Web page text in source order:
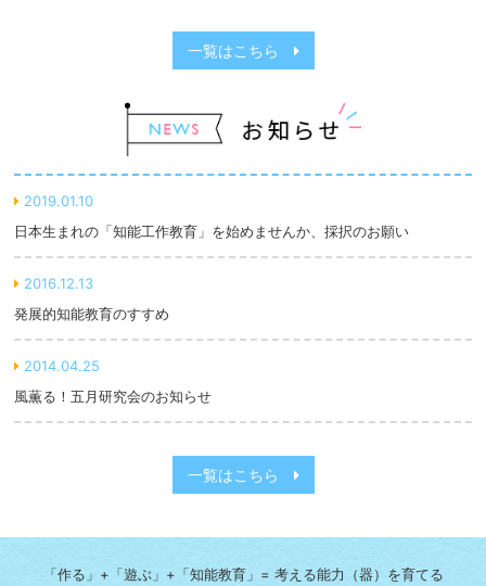
一覧はこちら
2019.01.10
日本生まれの「知能工作教育」を始めませんか、採択のお願い
2016.12.13
発展的知能教育のすすめ
2014.04.25
風薫る！五月研究会のお知らせ
一覧はこちら
「作る」+「遊ぶ」+「知能教育」= 考える能力（器）を育てる